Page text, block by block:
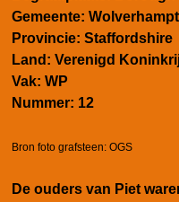
Gemeente:
Provincie: Staffordshire
Land: Verenigd
Vak: WP
Nummer: 12
Bron foto grafsteen: OGS
De ouders van Piet